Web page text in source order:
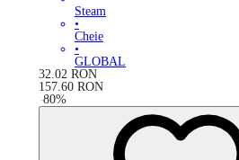
Steam
•
Cheie
•
GLOBAL
32.02 RON
157.60 RON
-80%